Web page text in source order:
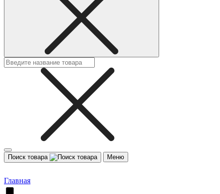
Поиск товара Меню
Главная